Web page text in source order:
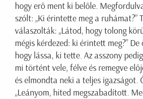
hogy erő ment ki belőle.
szólt: „Ki érintette meg a ruhámat?”
válaszolták: „Látod, hogy tolong
mégis kérdezed: ki érintett meg?”
hogy lássa, ki tette. Az asszony
mi történt vele, félve és remegve
és elmondta neki a teljes igazságot.
„Leányom, hited megszabadított.